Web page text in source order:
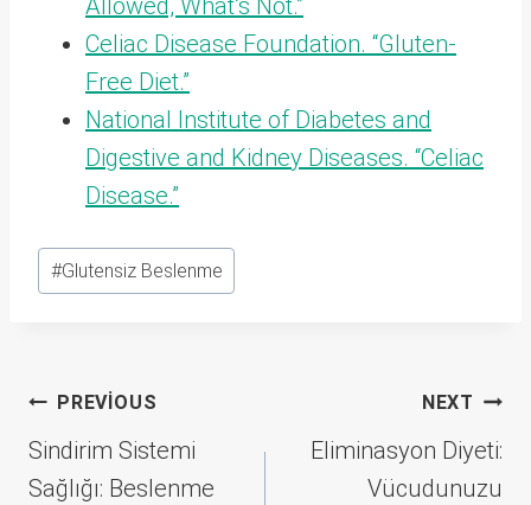
Celiac Disease Foundation. “Gluten-
Free Diet.”
National Institute of Diabetes and
Digestive and Kidney Diseases. “Celiac
Disease.”
Post
Tags:
#Glutensiz Beslenme
Yazı
gezinmesi
PREVIOUS
Sindirim Sistemi
Sağlığı: Beslenme
NEXT
Eliminasyon Diyeti:
Vücudunuzu